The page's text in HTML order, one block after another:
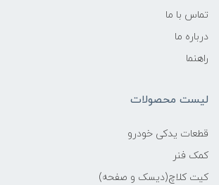
تماس با ما
درباره ما
راهنما
لیست محصولات
قطعات یدکی خودرو
کمک فنر
کیت کلاچ(دیسک و صفحه)